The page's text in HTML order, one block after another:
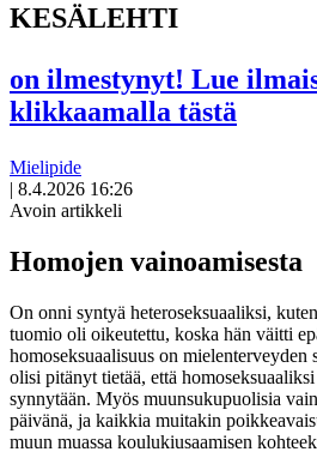
KESÄLEHTI
on ilmestynyt! Lue
klikkaamalla tästä
Mielipide
| 8.4.2026 16:26
Avoin artikkeli
Homojen vainoamisesta
On onni syntyä heteroseksuaaliksi,
tuomio oli oikeutettu, koska hän väitti
homoseksuaalisuus on mielenterveyden
olisi pitänyt tietää, että
synnytään. Myös muunsukupuolisia
päivänä, ja kaikkia muitakin
muun muassa koulukiusaamisen